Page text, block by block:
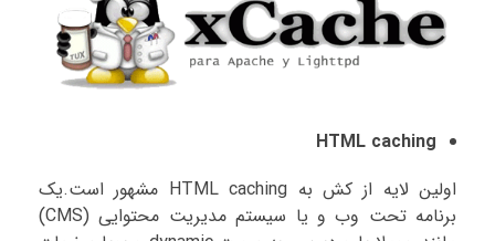
HTML caching
اولین لایه از کش به HTML caching مشهور است.یک
برنامه تحت وب و یا سیستم مدیریت محتوایی (CMS)